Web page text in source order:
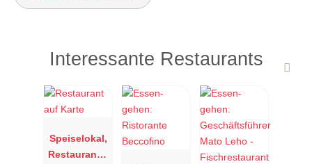
Interessante Restaurants
Speiselokal,
Restaurant "